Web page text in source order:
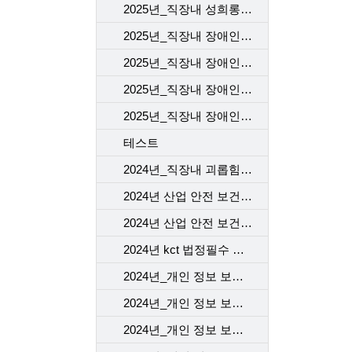
2025년_직장내 성희롱 예방 교육
2025년_직장내 장애인 인식 개선 교육_1차
2025년_직장내 장애인 인식 개선 교육_2차
2025년_직장내 장애인 인식 개선 교육_3차
2025년_직장내 장애인 인식 개선 교육_4차
테스트
2024년_직장내 괴롭힘 예방 교육
2024년 산업 안전 보건 교육_근골격계질환 예방 맨손 스트레칭
2024년 산업 안전 보건 교육_뇌심혈관계 질환 관리
2024년 kct 법정필수 직장 내 성희롱예방교육
2024년_개인 정보 보호 교육_1차
2024년_개인 정보 보호 교육_2차
2024년_개인 정보 보호 교육_3차